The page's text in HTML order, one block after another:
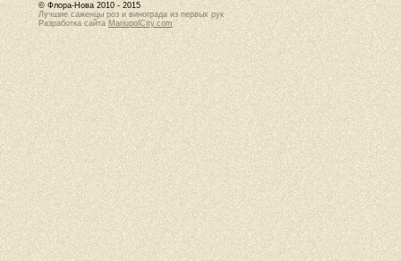
© Флора-Нова 2010 - 2015
Лучшие саженцы роз и винограда из первых рук
Разработка сайта MariupolCity.com